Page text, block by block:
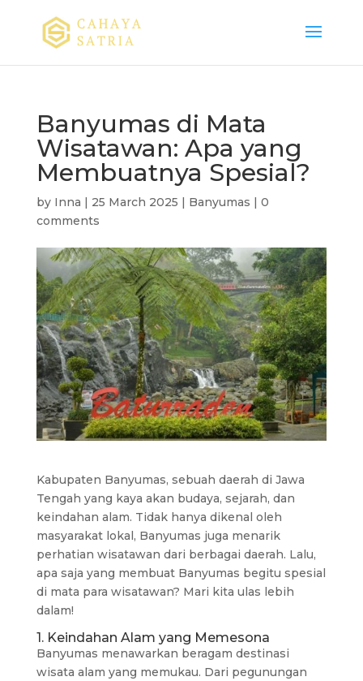
Banyumas di Mata
Wisatawan: Apa yang
Membuatnya Spesial?
by Inna | 25 March 2025 | Banyumas | 0
comments
Kabupaten Banyumas, sebuah daerah di Jawa
Tengah yang kaya akan budaya, sejarah, dan
keindahan alam. Tidak hanya dikenal oleh
masyarakat lokal, Banyumas juga menarik
perhatian wisatawan dari berbagai daerah. Lalu,
apa saja yang membuat Banyumas begitu spesial
di mata para wisatawan? Mari kita ulas lebih
dalam!
1. Keindahan Alam yang Memesona
Banyumas menawarkan beragam destinasi
wisata alam yang memukau. Dari pegunungan